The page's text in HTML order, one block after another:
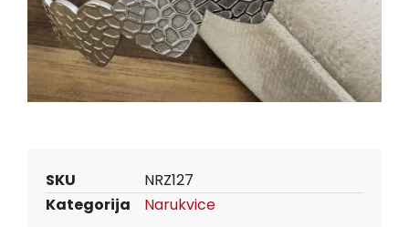
SKU NRZ127
Kategorija Narukvice